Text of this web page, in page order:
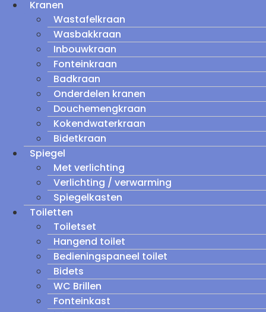
Kranen
Wastafelkraan
Wasbakkraan
Inbouwkraan
Fonteinkraan
Badkraan
Onderdelen kranen
Douchemengkraan
Kokendwaterkraan
Bidetkraan
Spiegel
Met verlichting
Verlichting / verwarming
Spiegelkasten
Toiletten
Toiletset
Hangend toilet
Bedieningspaneel toilet
Bidets
WC Brillen
Fonteinkast